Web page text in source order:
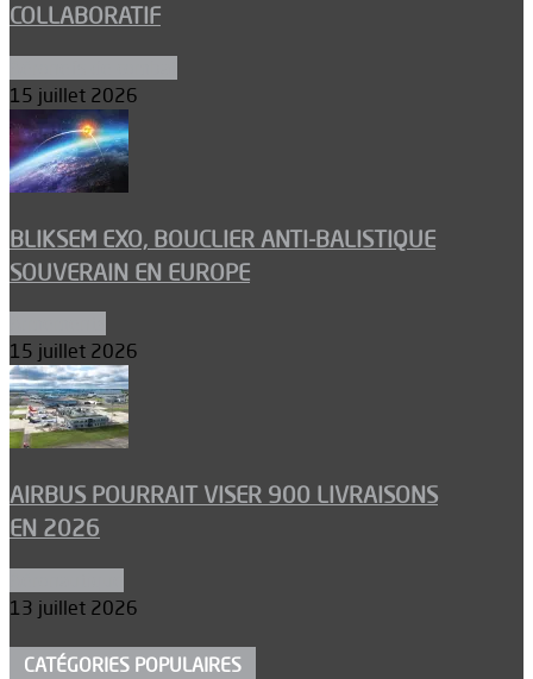
COLLABORATIF
15 juillet 2026
BLIKSEM EXO, BOUCLIER ANTI-BALISTIQUE
SOUVERAIN EN EUROPE
15 juillet 2026
AIRBUS POURRAIT VISER 900 LIVRAISONS
EN 2026
13 juillet 2026
CATÉGORIES POPULAIRES